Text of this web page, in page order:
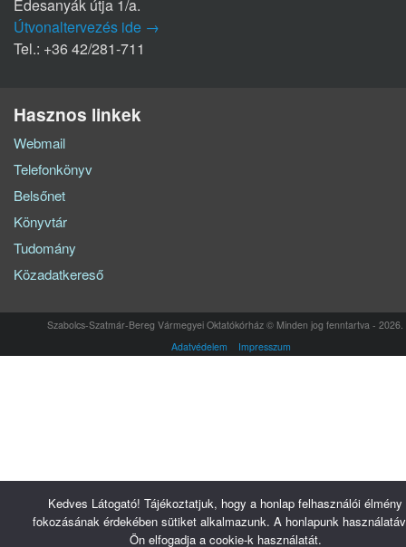
Édesanyák útja 1/a.
Útvonaltervezés ide →
Tel.: +36 42/281-711
Hasznos linkek
Webmail
Telefonkönyv
Belsőnet
Könyvtár
Tudomány
Közadatkereső
Szabolcs-Szatmár-Bereg Vármegyei Oktatókórház © Minden jog fenntartva - 2026.
Adatvédelem
Impresszum
Kedves Látogató! Tájékoztatjuk, hogy a honlap felhasználói élmény
fokozásának érdekében sütiket alkalmazunk. A honlapunk
Ön elfogadja a cookie-k használatát.